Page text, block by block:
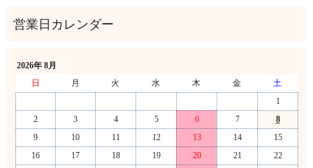
2026年 8月
日
月 火 水 木 金
土
1
2
3 4 5 6 7
8
9
10 11 12 13 14
15
16
17 18 19 20 21
22